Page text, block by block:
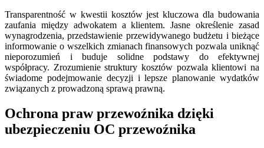
Transparentność w kwestii kosztów jest kluczowa dla budowania
zaufania między adwokatem a klientem. Jasne określenie zasad
wynagrodzenia, przedstawienie przewidywanego budżetu i bieżące
informowanie o wszelkich zmianach finansowych pozwala uniknąć
nieporozumień i buduje solidne podstawy do efektywnej
współpracy. Zrozumienie struktury kosztów pozwala klientowi na
świadome podejmowanie decyzji i lepsze planowanie wydatków
związanych z prowadzoną sprawą prawną.
Ochrona praw przewoźnika dzięki
ubezpieczeniu OC przewoźnika